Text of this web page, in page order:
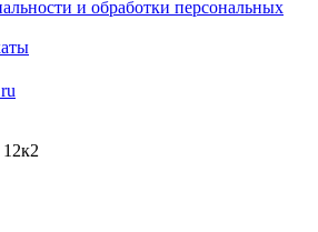
и обработки персональных